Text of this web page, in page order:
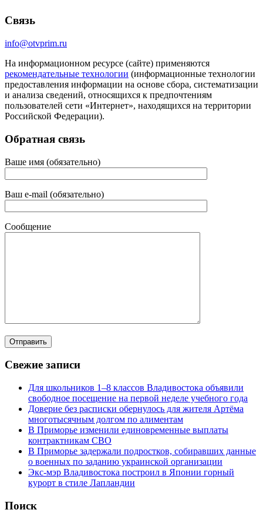
Связь
info@otvprim.ru
На информационном ресурсе (сайте) применяются
рекомендательные технологии (информационные технологии
предоставления информации на основе сбора, систематизации
и анализа сведений, относящихся к предпочтениям
пользователей сети «Интернет», находящихся на территории
Российской Федерации).
Обратная связь
Ваше имя (обязательно)
Ваш e-mail (обязательно)
Сообщение
Свежие записи
Для школьников 1–8 классов Владивостока объявили
свободное посещение на первой неделе учебного года
Доверие без расписки обернулось для жителя Артёма
многотысячным долгом по алиментам
В Приморье изменили единовременные выплаты
контрактникам СВО
В Приморье задержали подростков, собиравших данные
о военных по заданию украинской организации
Экс-мэр Владивостока построил в Японии горный
курорт в стиле Лапландии
Поиск